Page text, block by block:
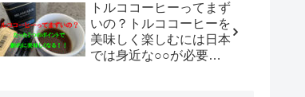
沸かしてコーヒーを楽し
む。
トルココーヒーってまず
いの？トルココーヒーを
美味しく楽しむには日本
では身近な○○が必要だ